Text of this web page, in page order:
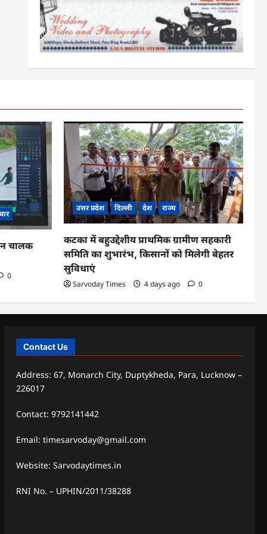
चालक
0
उत्तर प्रदेश दिल्ली देश राज्य
कटका में बहुउद्देशीय प्राथमिक ग्रामीण सहकारी
समिति का शुभारंभ, किसानों को मिलेगी बेहतर
सुविधाएं
Sarvoday Times 4 days ago 0
Contact Us
Address: 67, Monarch City, Duptykheda, Para, Lucknow –
226017
Contact: 9792141442
Email: timesarvoday@gmail.com
Website: Sarvodaytimes.in
RNI No. – UPHIN/2011/38288